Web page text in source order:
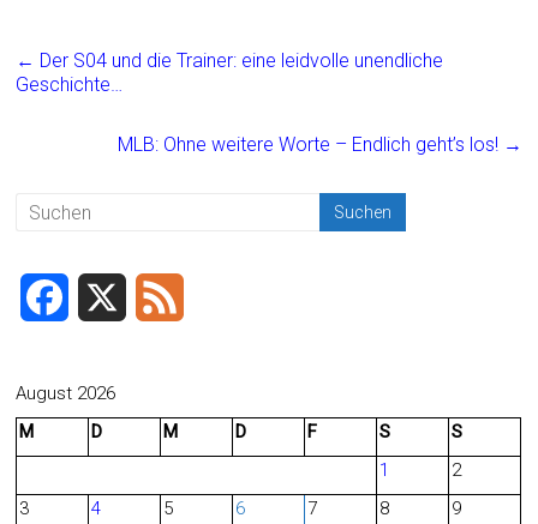
ce
b
o
ai t
e
← Der S04 und die Trainer: eine leidvolle unendliche
Geschichte…
MLB: Ohne weitere Worte – Endlich geht’s los! →
c
b
August 2026
M
D M D F S
S
1
2
3
4 5 6 7 8
9